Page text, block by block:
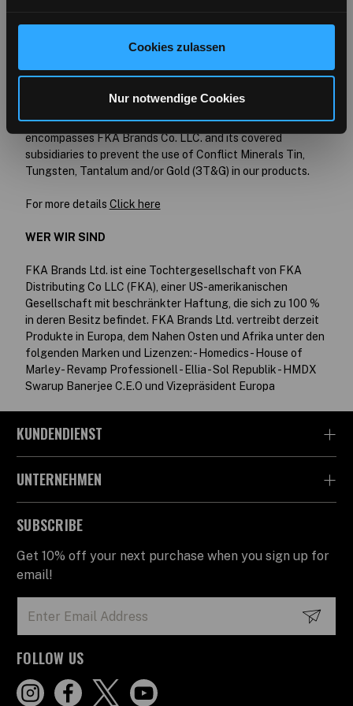
Cookies zulassen
Nur notwendige Cookies
Sicherheit Risikobeurteilung bitte hier klicken
FKA CONFLICT MINERAL POLICY
Made on behalf of FKA Brands, this Conflict Mineral Policy
encompasses FKA Brands Co. LLC. and its covered
subsidiaries to prevent the use of Conflict Minerals Tin,
Tungsten, Tantalum and/or Gold (3T&G) in our products.
For more details Click here
WER WIR SIND
FKA Brands Ltd. ist eine Tochtergesellschaft von FKA
Distributing Co LLC (FKA), einer US-amerikanischen
Gesellschaft mit beschränkter Haftung, die sich zu 100 %
in deren Besitz befindet. FKA Brands Ltd. vertreibt derzeit
Produkte in Europa, dem Nahen Osten und Afrika unter den
folgenden Marken und Lizenzen: - Homedics - House of
Marley - Revamp Professionell - Ellia - Sol Republik - HMDX
Swarup Banerjee C.E.O und Vizepräsident Europa
KUNDENDIENST
UNTERNEHMEN
SUBSCRIBE
Get 10% off your next purchase when you sign up for
email!
Address
FOLLOW US